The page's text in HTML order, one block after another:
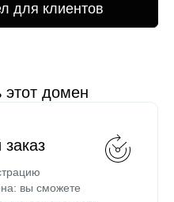
для клиентов
этот домен
вы сможете